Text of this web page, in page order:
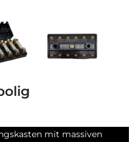
mit massiven